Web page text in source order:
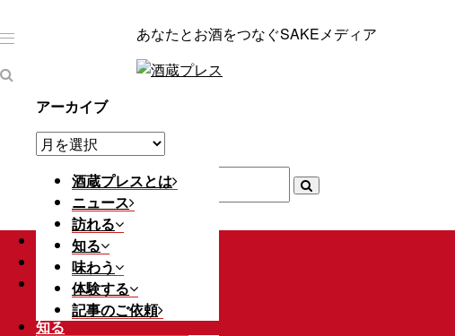
アーカイブ
ア
ー
ブ
酒蔵プレスとは
ニュース
訪れる
知る
味わう
体験する
記事のご依頼
あなたとお酒をつなぐSAKEメディア
酒蔵プレスとは
ニュース
訪れる
酒蔵紹介
知る